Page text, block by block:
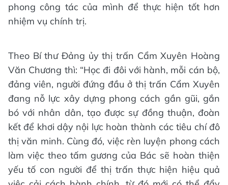
phong công tác của mình để thực hiện tốt hơn
nhiệm vụ chính trị.
Theo Bí thư Đảng ủy thị trấn Cẩm Xuyên Hoàng
Văn Chương thì: “Học đi đôi với hành, mỗi cán bộ,
đảng viên, người đứng đầu ở thị trấn Cẩm Xuyên
đang nỗ lực xây dựng phong cách gần gũi, gắn
bó với nhân dân, tạo được sự đồng thuận, đoàn
kết để khơi dậy nội lực hoàn thành các tiêu chí đô
thị văn minh. Cùng đó, việc rèn luyện phong cách
làm việc theo tấm gương của Bác sẽ hoàn thiện
yếu tố con người để thị trấn thực hiện hiệu quả